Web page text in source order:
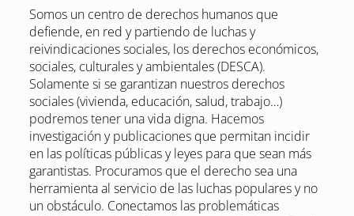
Somos un centro de derechos humanos que
defiende, en red y partiendo de luchas y
reivindicaciones sociales, los derechos económicos,
sociales, culturales y ambientales (DESCA).
Solamente si se garantizan nuestros derechos
sociales (vivienda, educación, salud, trabajo…)
podremos tener una vida digna. Hacemos
investigación y publicaciones que permitan incidir
en las políticas públicas y leyes para que sean más
garantistas. Procuramos que el derecho sea una
herramienta al servicio de las luchas populares y no
un obstáculo. Conectamos las problemáticas